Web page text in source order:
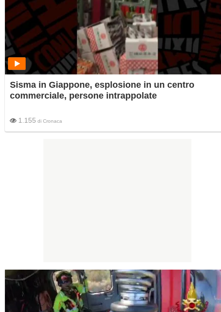
Sisma in Giappone, esplosione in un centro
commerciale, persone intrappolate
1.155 di Cronaca